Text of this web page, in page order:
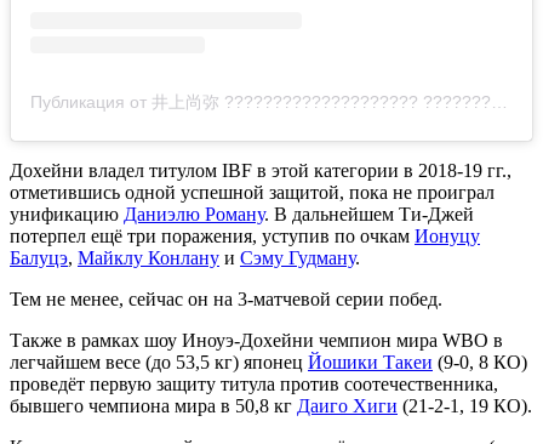
Дохейни владел титулом IBF в этой категории в 2018-19 гг.,
отметившись одной успешной защитой, пока не проиграл
унификацию Даниэлю Роману. В дальнейшем Ти-Джей
потерпел ещё три поражения, уступив по очкам Ионуцу
Балуцэ, Майклу Конлану и Сэму Гудману.
Тем не менее, сейчас он на 3-матчевой серии побед.
Также в рамках шоу Иноуэ-Дохейни чемпион мира WBO в
легчайшем весе (до 53,5 кг) японец Йошики Такеи (9-0, 8 КО)
проведёт первую защиту титула против соотечественника,
бывшего чемпиона мира в 50,8 кг Даиго Хиги (21-2-1, 19 КО).